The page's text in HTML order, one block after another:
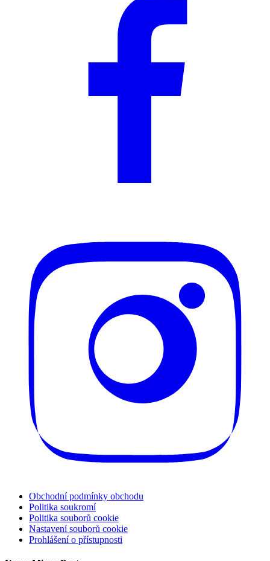
Obchodní podmínky obchodu
Politika soukromí
Politika souborů cookie
Nastavení souborů cookie
Prohlášení o přístupnosti